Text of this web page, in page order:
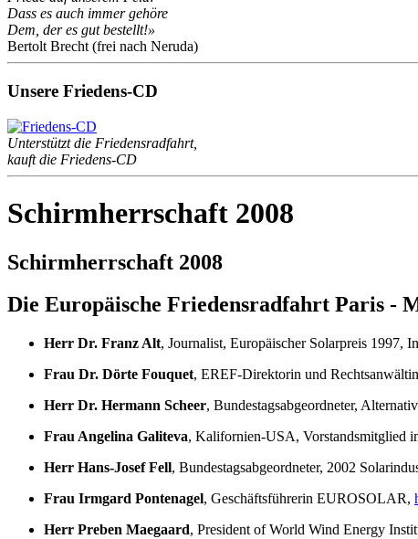
Dass es auch immer gehöre
Dem, der es gut bestellt!»
Bertolt Brecht (frei nach Neruda)
Unsere Friedens-CD
Unterstützt die Friedensradfahrt,
kauft die Friedens-CD
Schirmherrschaft 2008
Schirmherrschaft 2008
Die Europäische Friedensradfahrt Paris -
Herr Dr. Franz Alt, Journalist, Europäischer Solarpreis 1997,
Frau Dr. Dörte Fouquet, EREF-Direktorin und
Herr Dr. Hermann Scheer, Bundestagsabgeordneter,
Frau Angelina Galiteva, Kalifornien-USA, Vorstandsmitglied
Herr Hans-Josef Fell, Bundestagsabgeordneter, 2002
Frau Irmgard Pontenagel, Geschäftsführerin EUROSOLAR,
Herr Preben Maegaard, President of World Wind Energy